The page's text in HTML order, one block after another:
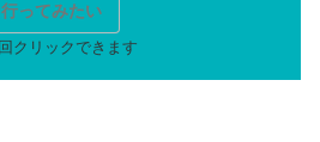
行ってみたい